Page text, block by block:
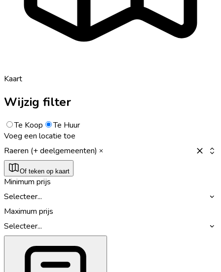
Kaart
Wijzig filter
Te Koop
Te Huur
Voeg een locatie toe
Raeren (+ deelgemeenten)
Of teken op kaart
Minimum prijs
Selecteer...
Maximum prijs
Selecteer...